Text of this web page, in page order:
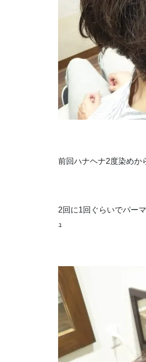
前回ハナヘナ2度染めか
2回に1回ぐらいでパー
ｭ